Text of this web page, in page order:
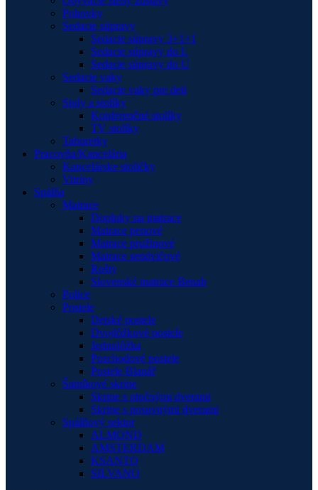
Pohovky
Sedacie súpravy
Sedacie súpravy 3+1+1
Sedacie súpravy do L
Sedacie súpravy do U
Sedacie vaky
Sedacie vaky pre deti
Stoly a stolíky
Konferenčné stolíky
TV stolíky
Taburetky
Pracovňa/Kancelária
Kancelárske stoličky
Vitríny
Spálňa
Matrace
Doplnky na matrace
Matrace penové
Matrace pružinové
Matrace sendvičové
Rošty
Slovenské matrace Benab
Police
Postele
Detské postele
Dvojlôžkové postele
Jednolôžka
Poschodové postele
Postele Blanář
Šatníkové skrine
Skrine s otočnými dverami
Skrine s posuvnými dverami
Spálňový sektor
ALMOND
AMSTERDAM
KSANTO
SILVANO